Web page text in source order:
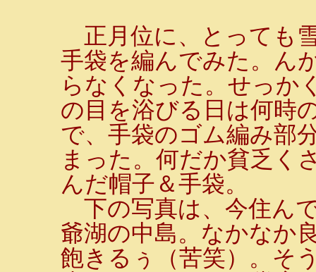
正月位に、とっても
手袋を編んでみた。ん
らなくなった。せっか
の目を浴びる日は何時
で、手袋のゴム編み部
まった。何だか貧乏く
んだ帽子＆手袋。
下の写真は、今住ん
爺湖の中島。なかなか
飽きるぅ（苦笑）。そ